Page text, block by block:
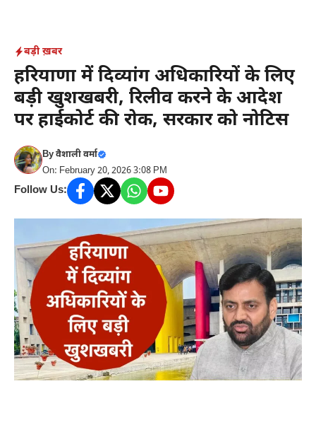
content
बड़ी ख़बर
हरियाणा में दिव्यांग अधिकारियों के लिए
बड़ी खुशखबरी, रिलीव करने के आदेश
पर हाईकोर्ट की रोक, सरकार को नोटिस
Byवैशाली वर्मा
On: February 20, 2026 3:08 PM
Follow Us: